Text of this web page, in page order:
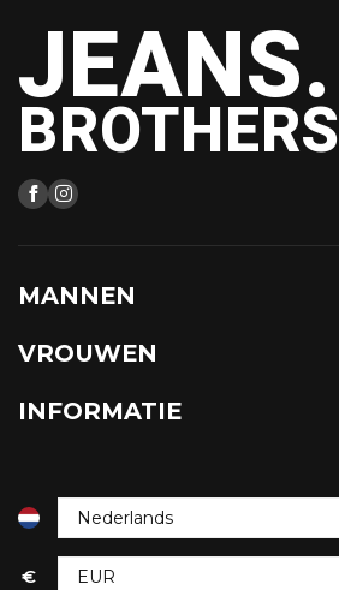
JEANS.
BROTHERS
MANNEN
VROUWEN
INFORMATIE
€